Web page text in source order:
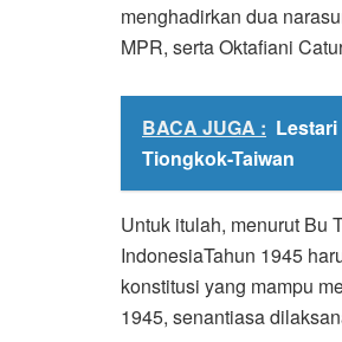
menghadirkan dua
MPR, serta Oktafiani
BACA JUGA :
Tiongkok-Taiwan
Untuk itulah, menurut Bu
IndonesiaTahun 1945
konstitusi yang mampu
1945, senantiasa